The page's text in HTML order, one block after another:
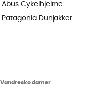
Abus Cykelhjelme
Patagonia Dunjakker
Vandresko damer